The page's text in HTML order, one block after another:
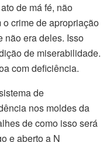
de má fé, não
crime de apropriação
não era deles. Isso
de miserabilidade.
com deficiência.
de
nos moldes da
de como isso será
e aberto a N